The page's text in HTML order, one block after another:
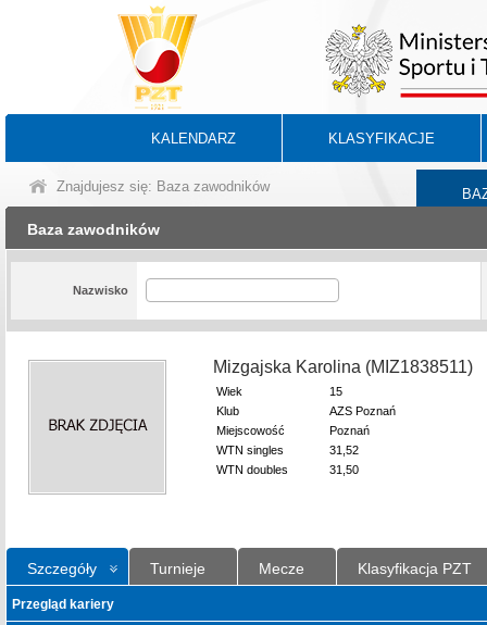
KALENDARZ KLASYFIKACJE
Znajdujesz się: Baza zawodników
Baza zawodników
Nazwisko
Mizgajska Karolina (MIZ1838511)
Wiek
15
Klub
AZS Poznań
Miejscowość
Poznań
WTN singles
31,52
WTN doubles
31,50
Szczegóły Turnieje Mecze Klasyfikacja PZT
Przegląd kariery